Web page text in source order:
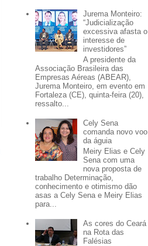
Jurema Monteiro:
“Judicialização
excessiva afasta o
interesse de
investidores”
A presidente da
Associação Brasileira das
Empresas Aéreas (ABEAR),
Jurema Monteiro, em evento em
Fortaleza (CE), quinta-feira (20),
ressalto...
Cely Sena
comanda novo voo
da águia
Meiry Elias e Cely
Sena com uma
nova proposta de
trabalho Determinação,
conhecimento e otimismo dão
asas a Cely Sena e Meiry Elias
para...
As cores do Ceará
na Rota das
Falésias